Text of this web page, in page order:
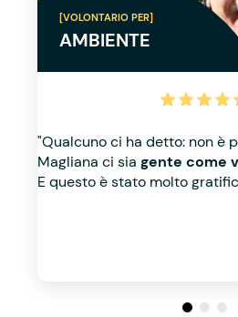
[VOLONTARIO PER]
AMBIENTE
"Qualcuno ci ha detto: non è
Magliana ci sia gente come
E questo è stato molto